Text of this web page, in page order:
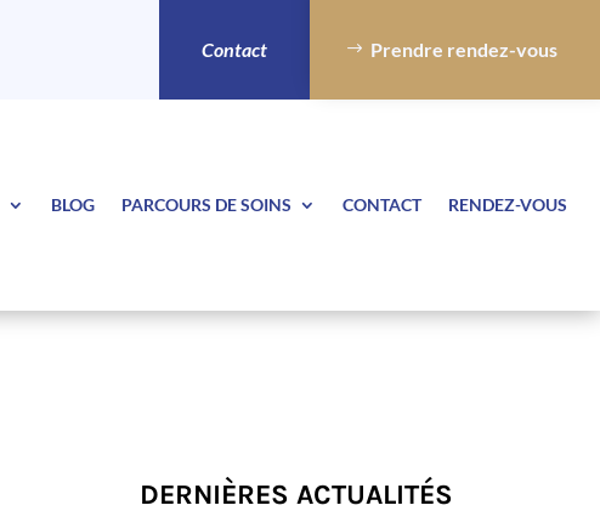
Contact Prendre rendez-vous
BLOG PARCOURS DE SOINS CONTACT RENDEZ-VOUS
DERNIÈRES ACTUALITÉS